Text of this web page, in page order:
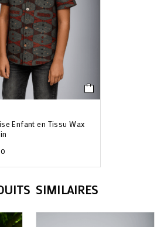
Enfant en Tissu Wax
SIMILAIRES